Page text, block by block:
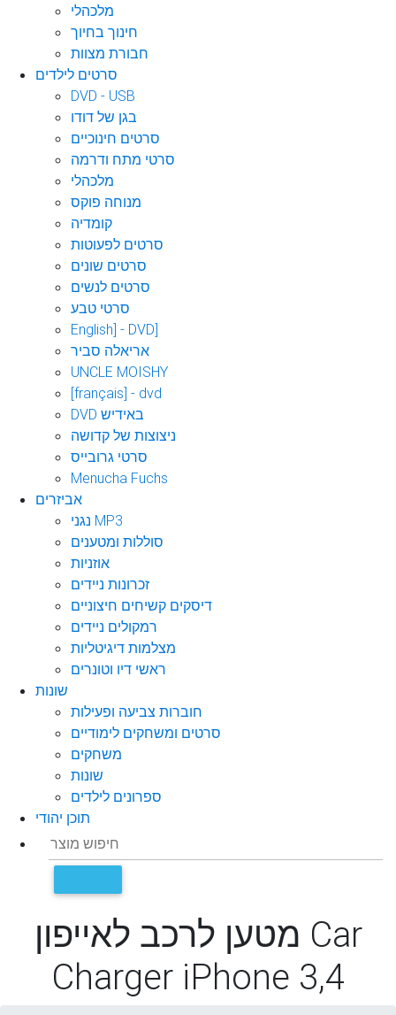
מלכהלי
חינוך בחיוך
חבורת מצוות
סרטים לילדים
DVD - USB
בגן של דודו
סרטים חינוכיים
סרטי מתח ודרמה
מלכהלי
מנוחה פוקס
קומדיה
סרטים לפעוטות
סרטים שונים
סרטים לנשים
סרטי טבע
English] - DVD]
אריאלה סביר
UNCLE MOISHY
[français] - dvd
DVD באידיש
ניצוצות של קדושה
סרטי גרובייס
Menucha Fuchs
אביזרים
נגני MP3
סוללות ומטענים
אוזניות
זכרונות ניידים
דיסקים קשיחים חיצוניים
רמקולים ניידים
מצלמות דיגיטליות
ראשי דיו וטונרים
שונות
חוברות צביעה ופעילות
סרטים ומשחקים לימודיים
משחקים
שונות
ספרונים לילדים
תוכן יהודי
מטען לרכב לאייפון Car
Charger iPhone 3,4